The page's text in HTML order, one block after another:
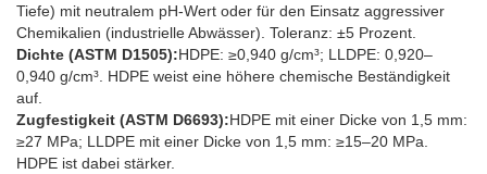
Tiefe) mit neutralem pH-Wert oder für den Einsatz aggressiver
Chemikalien (industrielle Abwässer). Toleranz: ±5 Prozent.
Dichte (ASTM D1505):HDPE: ≥0,940 g/cm³; LLDPE: 0,920–
0,940 g/cm³. HDPE weist eine höhere chemische Beständigkeit
auf.
Zugfestigkeit (ASTM D6693):HDPE mit einer Dicke von 1,5 mm:
≥27 MPa; LLDPE mit einer Dicke von 1,5 mm: ≥15–20 MPa.
HDPE ist dabei stärker.